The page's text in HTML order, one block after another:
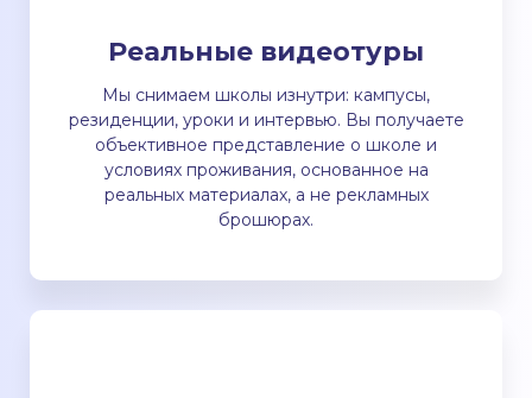
Реальные видеотуры
Мы снимаем школы изнутри: кампусы,
резиденции, уроки и интервью. Вы получаете
объективное представление о школе и
условиях проживания, основанное на
реальных материалах, а не рекламных
брошюрах.